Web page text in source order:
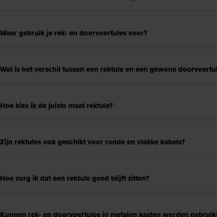
Waar gebruik je rek- en doorvoertules voor?
Wat is het verschil tussen een rektule en een gewone
Hoe kies ik de juiste maat rektule?
Zijn rektules ook geschikt voor ronde en vlakke kabels?
Hoe zorg ik dat een rektule goed blijft zitten?
Kunnen rek- en doorvoertules in metalen kasten worden